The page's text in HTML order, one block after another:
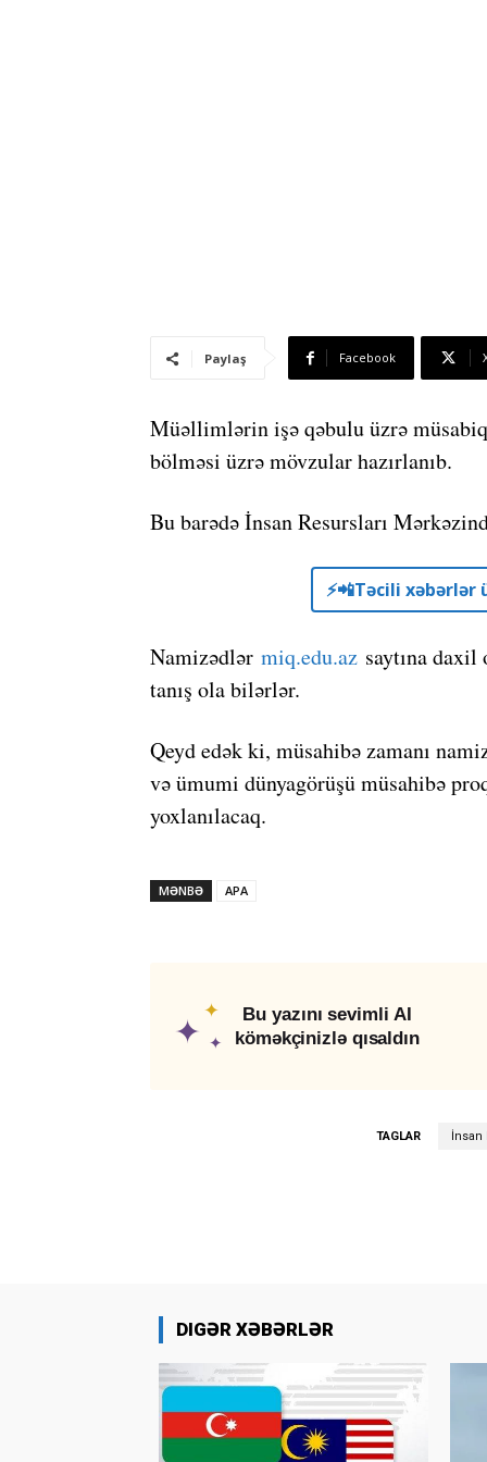
Paylaş Facebook
Müəllimlərin işə qəbulu üzrə
bölməsi üzrə mövzular hazırlanıb.
Bu barədə İnsan Resursları
⚡️📲Təcili
Namizədlər miq.edu.az saytına
tanış ola bilərlər.
Qeyd edək ki, müsahibə zamanı
və ümumi dünyagörüşü müsahibə
yoxlanılacaq.
MƏNBƏ APA
✦
✦
✦
Bu yazını sevimli AI
köməkçinizlə qısaldın
TAGLAR İnsan
DIGƏR XƏBƏRLƏR